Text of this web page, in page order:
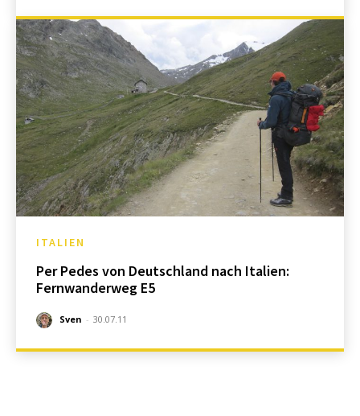
ITALIEN
Per Pedes von Deutschland nach Italien:
Fernwanderweg E5
Sven - 30.07.11